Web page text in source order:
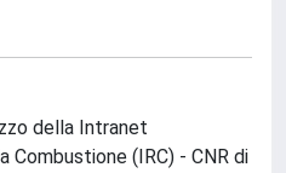
della Intranet
(IRC) - CNR di